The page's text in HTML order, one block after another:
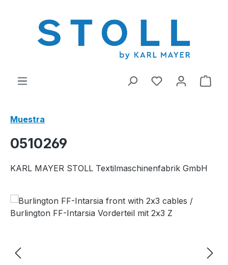
Tienes 0 El
Muestra
0510269
KARL MAYER STOLL Textilmaschinenfabrik GmbH
Omitir galería de imágenes